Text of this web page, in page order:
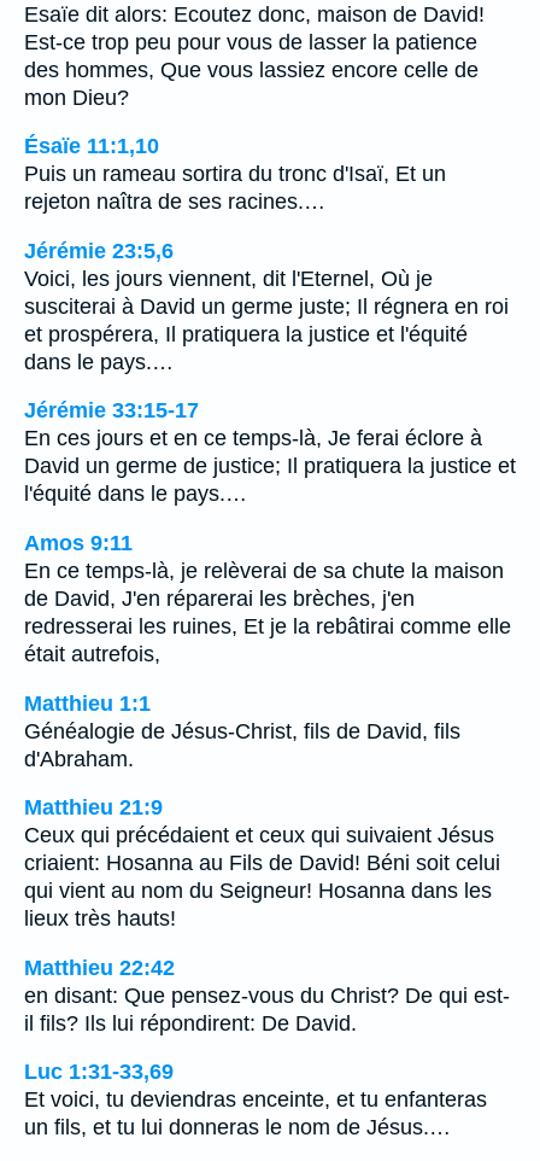
Esaïe dit alors: Ecoutez donc, maison de David!
Est-ce trop peu pour vous de lasser la patience
des hommes, Que vous lassiez encore celle de
mon Dieu?
Ésaïe 11:1,10
Puis un rameau sortira du tronc d'Isaï, Et un
rejeton naîtra de ses racines.…
Jérémie 23:5,6
Voici, les jours viennent, dit l'Eternel, Où je
susciterai à David un germe juste; Il régnera en roi
et prospérera, Il pratiquera la justice et l'équité
dans le pays.…
Jérémie 33:15-17
En ces jours et en ce temps-là, Je ferai éclore à
David un germe de justice; Il pratiquera la justice et
l'équité dans le pays.…
Amos 9:11
En ce temps-là, je relèverai de sa chute la maison
de David, J'en réparerai les brèches, j'en
redresserai les ruines, Et je la rebâtirai comme elle
était autrefois,
Matthieu 1:1
Généalogie de Jésus-Christ, fils de David, fils
d'Abraham.
Matthieu 21:9
Ceux qui précédaient et ceux qui suivaient Jésus
criaient: Hosanna au Fils de David! Béni soit celui
qui vient au nom du Seigneur! Hosanna dans les
lieux très hauts!
Matthieu 22:42
en disant: Que pensez-vous du Christ? De qui est-
il fils? Ils lui répondirent: De David.
Luc 1:31-33,69
Et voici, tu deviendras enceinte, et tu enfanteras
un fils, et tu lui donneras le nom de Jésus.…